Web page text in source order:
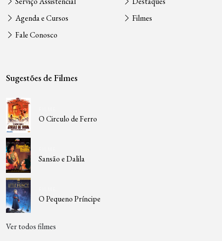
Agenda e Cursos
Fale Conosco
Filmes
Sugestões de Filmes
O Circulo de Ferro
Sansão e Dalila
O Pequeno Príncipe
Ver todos filmes